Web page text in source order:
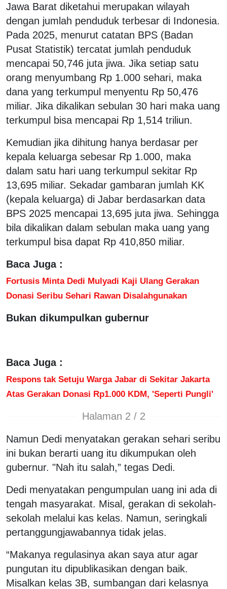
Jawa Barat diketahui merupakan wilayah
dengan jumlah penduduk terbesar di Indonesia.
Pada 2025, menurut catatan BPS (Badan
Pusat Statistik) tercatat jumlah penduduk
mencapai 50,746 juta jiwa. Jika setiap satu
orang menyumbang Rp 1.000 sehari, maka
dana yang terkumpul menyentu Rp 50,476
miliar. Jika dikalikan sebulan 30 hari maka uang
terkumpul bisa mencapai Rp 1,514 triliun.
Kemudian jika dihitung hanya berdasar per
kepala keluarga sebesar Rp 1.000, maka
dalam satu hari uang terkumpul sekitar Rp
13,695 miliar. Sekadar gambaran jumlah KK
(kepala keluarga) di Jabar berdasarkan data
BPS 2025 mencapai 13,695 juta jiwa. Sehingga
bila dikalikan dalam sebulan maka uang yang
terkumpul bisa dapat Rp 410,850 miliar.
Baca Juga :
Fortusis Minta Dedi Mulyadi Kaji Ulang Gerakan
Donasi Seribu Sehari Rawan Disalahgunakan
Bukan dikumpulkan gubernur
Baca Juga :
Respons tak Setuju Warga Jabar di Sekitar Jakarta
Atas Gerakan Donasi Rp1.000 KDM, 'Seperti Pungli'
Halaman 2 / 2
Namun Dedi menyatakan gerakan sehari seribu
ini bukan berarti uang itu dikumpukan oleh
gubernur. "Nah itu salah,” tegas Dedi.
Dedi menyatakan pengumpulan uang ini ada di
tengah masyarakat. Misal, gerakan di sekolah-
sekolah melalui kas kelas. Namun, seringkali
pertanggungjawabannya tidak jelas.
“Makanya regulasinya akan saya atur agar
pungutan itu dipublikasikan dengan baik.
Misalkan kelas 3B, sumbangan dari kelasnya